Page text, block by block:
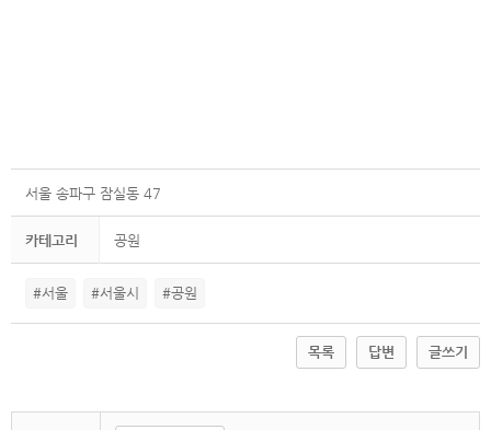
서울 송파구 잠실동 47
카테고리 공원
#서울 #서울시 #공원
목록 답변 글쓰기